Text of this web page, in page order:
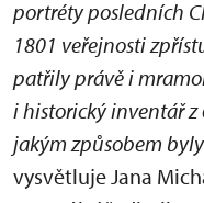
portréty posledních
1801 veřejnosti
patřily právě i
i historický inventář z
jakým způsobem
vysvětluje Jana